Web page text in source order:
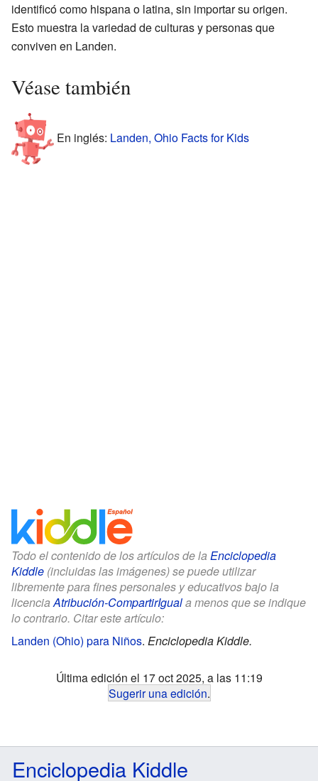
identificó como hispana o latina, sin importar su origen.
Esto muestra la variedad de culturas y personas que
conviven en Landen.
Véase también
En inglés: Landen, Ohio Facts for Kids
Todo el contenido de los artículos de la Enciclopedia
Kiddle (incluidas las imágenes) se puede utilizar
libremente para fines personales y educativos bajo la
licenciaAtribución-CompartirIguala menos que se indique
lo contrario. Citar este artículo:
Landen (Ohio) para Niños. Enciclopedia Kiddle.
Última edición el 17 oct 2025, a las 11:19
Sugerir una edición.
Enciclopedia Kiddle